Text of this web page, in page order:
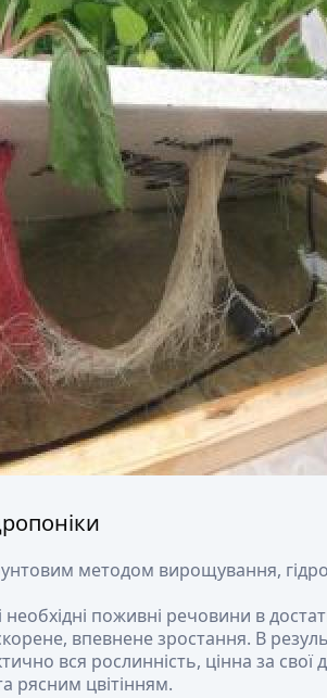
методом вирощування,
поживні речовини в
впевнене зростання. В
вся рослинність, цінна за свої
рясним цвітінням.